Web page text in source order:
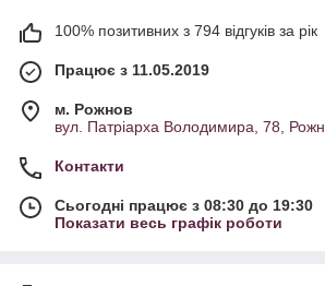
100% позитивних з 794 відгуків за рік
Працює з 11.05.2019
м. Рожнов
вул. Патріарха Володимира, 78,
Контакти
Сьогодні працює з 08:30 до 19:30
Показати весь графік роботи